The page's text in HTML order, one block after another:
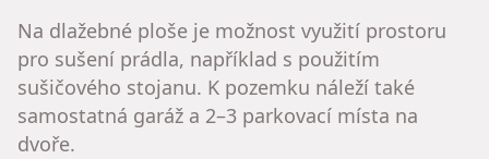
Na dlažebné ploše je možnost využití prostoru
pro sušení prádla, například s použitím
sušičového stojanu. K pozemku náleží také
samostatná garáž a 2–3 parkovací místa na
dvoře.